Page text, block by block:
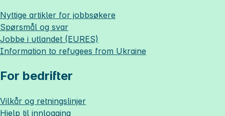
Nyttige artikler for jobbsøkere
Spørsmål og svar
Jobbe i utlandet (EURES)
Information to refugees from Ukraine
For bedrifter
Vilkår og retningslinjer
Hjelp til innlogging